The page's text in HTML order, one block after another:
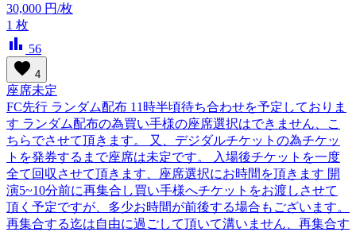
30,000 円/枚
1 枚
bar_chart 56
favorite 4
座席未定
FC先行 ランダム配布 11時半頃待ち合わせを予定しておりま
す ランダム配布の為買い手様の座席選択はできません、こ
ちらでさせて頂きます。 又、デジダルチケットの為チケッ
トを発券するまで座席は未定です。 入場後チケットを一度
全て回収させて頂きます、座席選択にお時間を頂きます 開
演5~10分前に再集合し買い手様へチケットをお渡しさせて
頂く予定ですが、多少お時間が前後する場合もございます。
再集合する迄は自由に過ごして頂いて溝いません、再集合す